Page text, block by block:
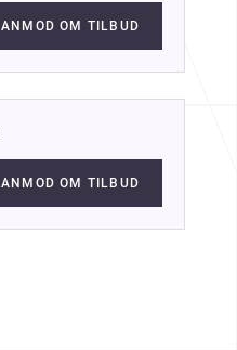
ANMOD OM TILBUD
ANMOD OM TILBUD